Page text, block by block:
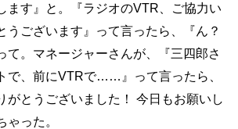
ます』と。『ラジオのVTR、ご協力い
うございます』って言ったら、『ん？
て。マネージャーさんが、『三四郎さ
で、前にVTRで……』って言ったら、
とうございました！ 今日もお願いし
ゃった。